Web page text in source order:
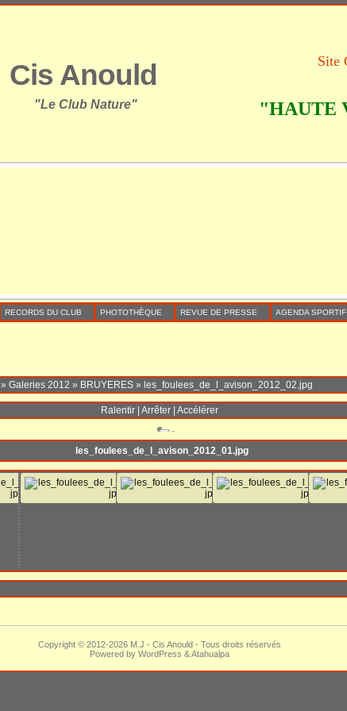
Cis Anould
"Le Club Nature"
Site
"HAUTE
RECORDS DU CLUB PHOTOTHÈQUE REVUE DE PRESSE AGENDA SPORTIF
» Galeries 2012 » BRUYERES » les_foulees_de_l_avison_2012_02.jpg
Ralentir | Arrêter | Accélérer
les_foulees_de_l_avison_2012_01.jpg
Copyright © 2012-2026 M.J - Cis Anould - Tous droits réservés
Powered by WordPress &Atahualpa